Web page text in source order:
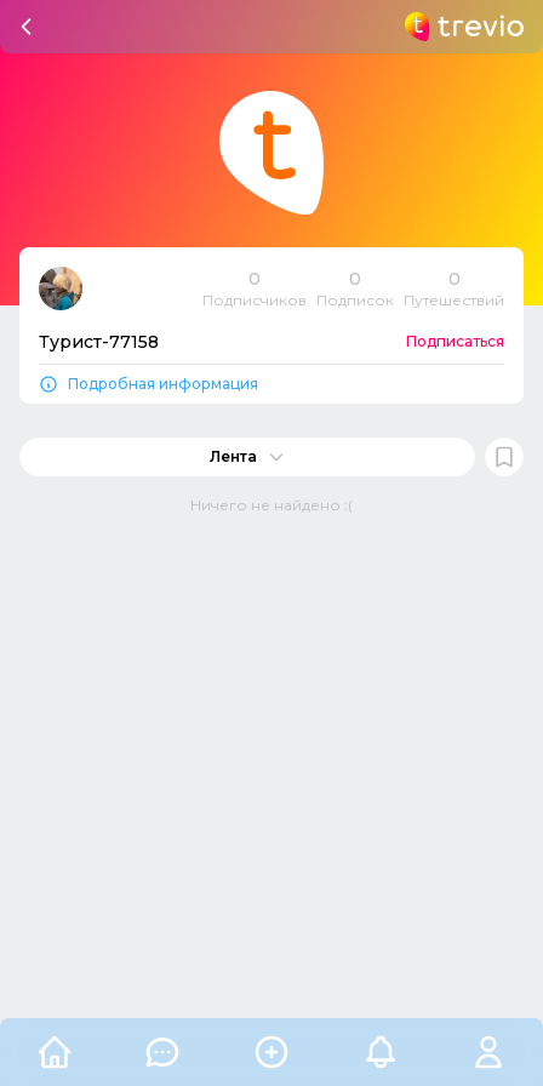
0
Подписчиков
0
Подписок
0
Путешествий
Турист-77158 Подписаться
Подробная информация
Лента
Ничего не найдено :(